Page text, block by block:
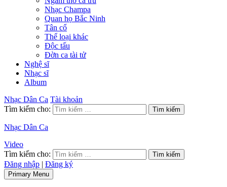
Nhạc Champa
Quan họ Bắc Ninh
Tân cổ
Thể loại khác
Độc tấu
Đờn ca tài tử
Nghệ sĩ
Nhạc sĩ
Album
Nhạc Dân Ca Tài khoản
Tìm kiếm cho:
Nhạc Dân Ca
Video
Tìm kiếm cho:
Đăng nhập | Đăng ký
Primary Menu